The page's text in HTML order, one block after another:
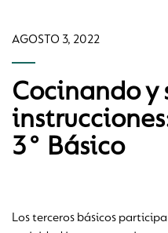
AGOSTO 3, 2022
Cocinando y
3° Básico
Los terceros básicos